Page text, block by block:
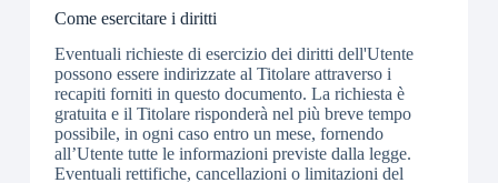
Come esercitare i diritti
Eventuali richieste di esercizio dei diritti dell'Utente
possono essere indirizzate al Titolare attraverso i
recapiti forniti in questo documento. La richiesta è
gratuita e il Titolare risponderà nel più breve tempo
possibile, in ogni caso entro un mese, fornendo
all’Utente tutte le informazioni previste dalla legge.
Eventuali rettifiche, cancellazioni o limitazioni del